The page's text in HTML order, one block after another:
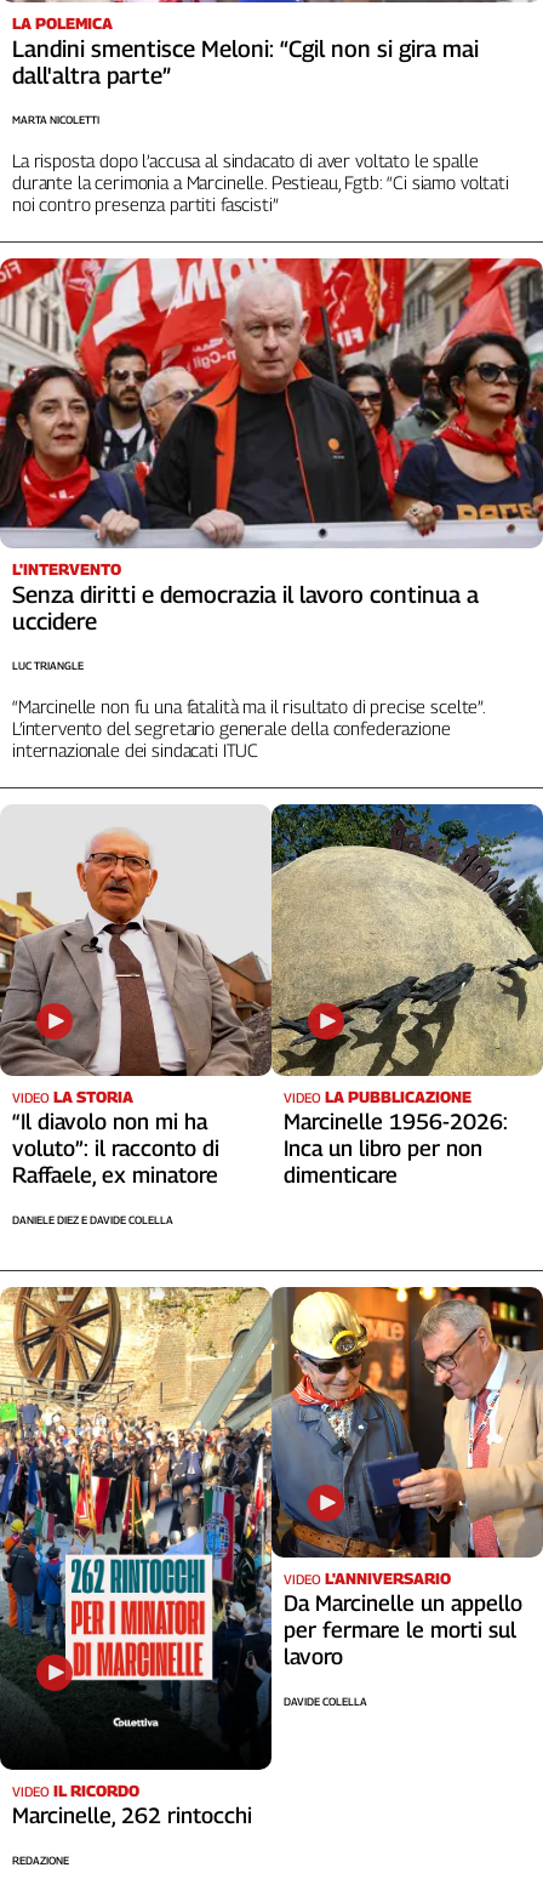
Liguria
Lombardia
Marche
Sardegna
Sicilia
Trentino
Umbria
Valle
D'Aosta
Veneto
Archivio
Storico
1955-
2014
La
redazione
Social
LA POLEMICA
Landini smentisce Meloni: “Cgil non si gira mai
dall'altra parte”
La risposta dopo l’accusa al sindacato di aver voltato le spalle
durante la cerimonia a Marcinelle. Pestieau, Fgtb: “Ci siamo voltati
noi contro presenza partiti fascisti”
MARTA NICOLETTI
L'INTERVENTO
Senza diritti e democrazia il lavoro continua a
uccidere
“Marcinelle non fu una fatalità ma il risultato di precise scelte”.
L’intervento del segretario generale della confederazione
internazionale dei sindacati ITUC
LUC TRIANGLE
VIDEO LA STORIA
“Il diavolo non mi ha
voluto”: il racconto di
Raffaele, ex minatore
DANIELE DIEZ E DAVIDE COLELLA
VIDEO LA PUBBLICAZIONE
Marcinelle 1956-2026:
Inca un libro per non
dimenticare
VIDEO IL RICORDO
Marcinelle, 262 rintocchi
REDAZIONE
VIDEO L'ANNIVERSARIO
Da Marcinelle un appello
per fermare le morti sul
lavoro
DAVIDE COLELLA